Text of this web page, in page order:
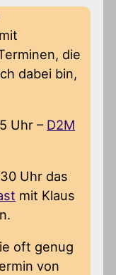
die
dabei bin,
Uhr – D2M
Uhr das
mit Klaus
oft genug
von